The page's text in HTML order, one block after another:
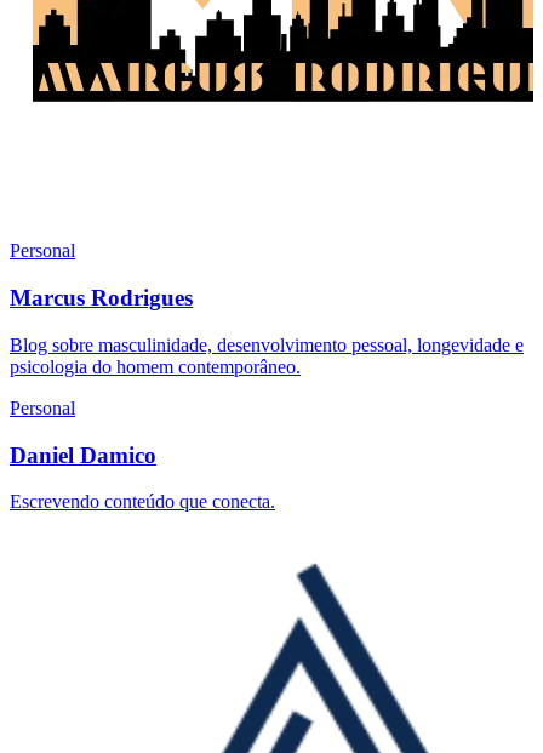
Personal
Marcus Rodrigues
Blog sobre masculinidade, desenvolvimento pessoal, longevidade e
psicologia do homem contemporâneo.
Personal
Daniel Damico
Escrevendo conteúdo que conecta.